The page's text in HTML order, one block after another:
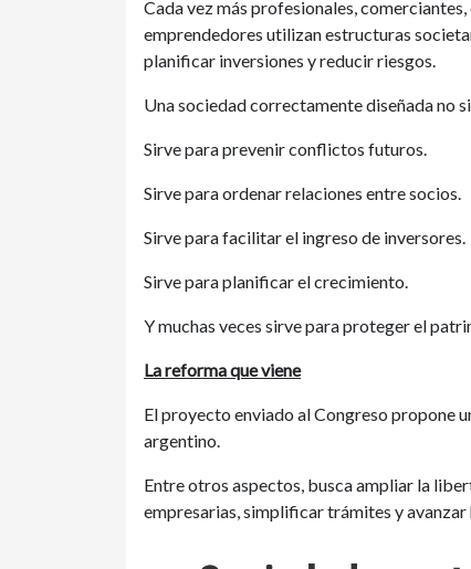
Cada vez más profesionales,
emprendedores utilizan estructuras
planificar inversiones y reducir riesgos.
Una sociedad correctamente diseñada no
Sirve para prevenir conflictos futuros.
Sirve para ordenar relaciones entre socios.
Sirve para facilitar el ingreso de inversores.
Sirve para planificar el crecimiento.
Y muchas veces sirve para proteger el
La reforma que viene
El proyecto enviado al Congreso propone
argentino.
Entre otros aspectos, busca ampliar la
empresarias, simplificar trámites y